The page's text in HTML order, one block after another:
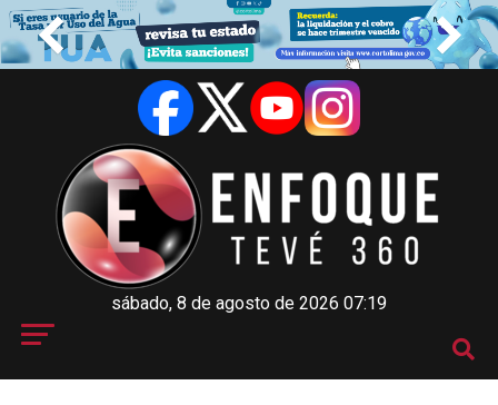
sábado, 8 de agosto de 2026 07:19